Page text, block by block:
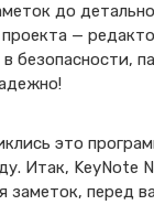
до
проекта —
безопасности,
это
Итак, KeyNote
заметок, перед